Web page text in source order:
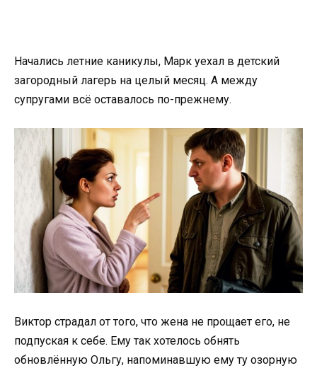
Начались летние каникулы, Марк уехал в детский
загородный лагерь на целый месяц. А между
супругами всё оставалось по-прежнему.
Виктор страдал от того, что жена не прощает его, не
подпуская к себе. Ему так хотелось обнять
обновлённую Ольгу, напоминавшую ему ту озорную